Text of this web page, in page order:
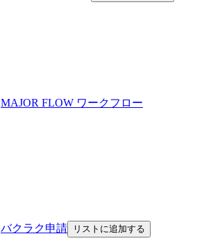
MAJOR FLOW ワークフロー
バクラク申請 リストに追加する